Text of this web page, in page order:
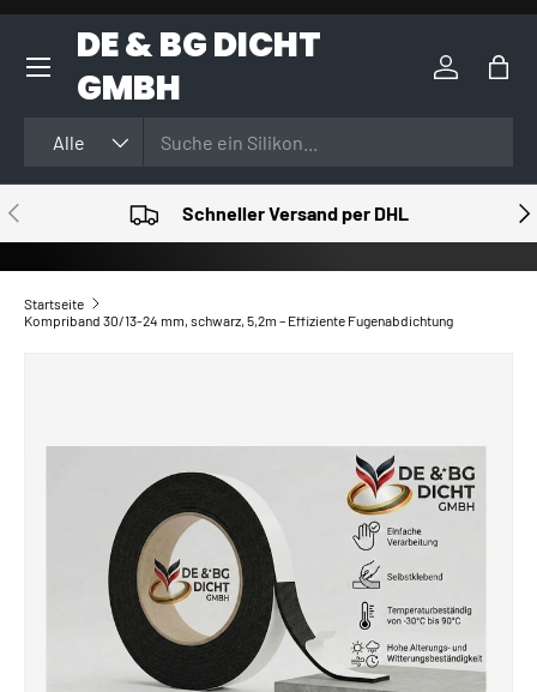
DIREKT ZUM INHALT
DE & BG DICHT
GMBH
Alle
Einloggen
VORHERIGE Schneller Versand per DHL
Startseite
Kompriband 30/13-24 mm, schwarz, 5,2m – Effiziente Fugenabdichtung